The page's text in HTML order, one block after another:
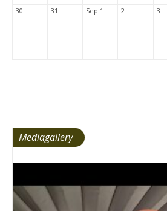
30 31 Sep 1 2 3
Mediagallery